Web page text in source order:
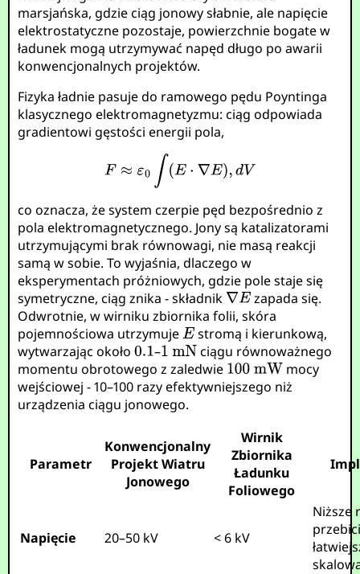
marsjańska, gdzie ciąg jonowy słabnie, ale napięcie
elektrostatyczne pozostaje, powierzchnie bogate w
ładunek mogą utrzymywać napęd długo po awarii
konwencjonalnych projektów.
Fizyka ładnie pasuje do ramowego pędu Poyntinga
klasycznego elektromagnetyzmu: ciąg odpowiada
gradientowi gęstości energii pola,
co oznacza, że system czerpie pęd bezpośrednio z
pola elektromagnetycznego. Jony są katalizatorami
utrzymującymi brak równowagi, nie masą reakcji
samą w sobie. To wyjaśnia, dlaczego w
eksperymentach próżniowych, gdzie pole staje się
symetryczne, ciąg znika - składnik
zapada się.
Odwrotnie, w wirniku zbiornika folii, skóra
pojemnościowa utrzymuje
stromą i kierunkową,
wytwarzając około
–
ciągu równoważnego
momentu obrotowego z zaledwie
mocy
wejściowej - 10–100 razy efektywniejszego niż
urządzenia ciągu jonowego.
Parametr
Konwencjonalny
Projekt Wiatru
Jonowego
Wirnik
Zbiornika
Ładunku
Foliowego
Napięcie 20–50 kV < 6 kV
Niższe